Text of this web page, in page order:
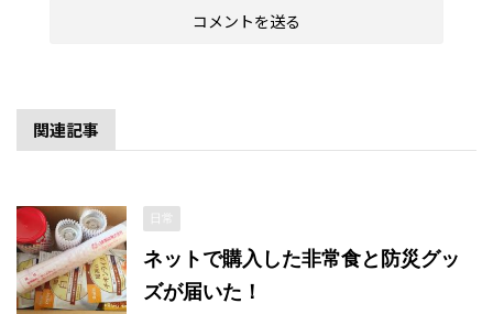
関連記事
日常
ネットで購入した非常食と防災グッ
ズが届いた！